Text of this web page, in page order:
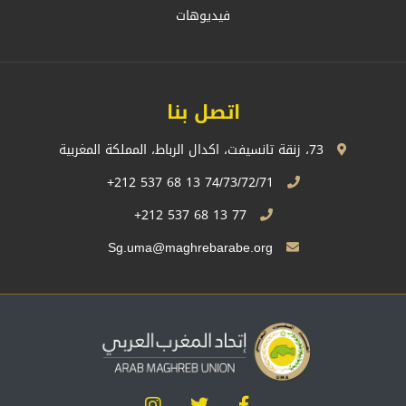
فيديوهات
اتصل بنا
77 13 68 537 212+